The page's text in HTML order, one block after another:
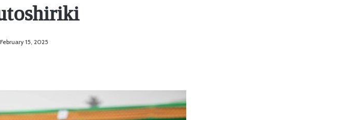
February 15, 2025